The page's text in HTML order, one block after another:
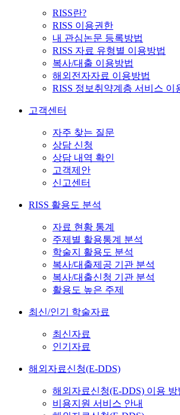
RISS란?
RISS 이용권한
내 관심논문 등록방법
RISS 자료 유형별 이용방법
복사/대출 이용방법
해외전자자료 이용방법
RISS 정보취약계층 서비스 이
고객센터
자주 찾는 질문
상담 신청
상담 내역 확인
고객제안
신고센터
RISS 활용도 분석
자료 현황 통계
주제별 활용통계 분석
학술지 활용도 분석
복사/대출제공 기관 분석
복사/대출신청 기관 분석
활용도 높은 주제
최신/인기 학술자료
최신자료
인기자료
해외자료신청(E-DDS)
해외자료신청(E-DDS) 이용 방
비용지원 서비스 안내